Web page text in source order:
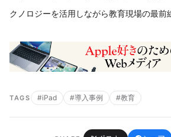
クノロジーを活用しながら教育現場の最前
TAGS #iPad #導入事例 #教育